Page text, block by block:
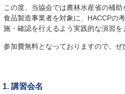
この度、当協会では農林水産省の補
食品製造事業者を対象に、HACCPの
施・確認を行えるよう実践的な演習
参加費無料となっておりますので、
1. 講習会名